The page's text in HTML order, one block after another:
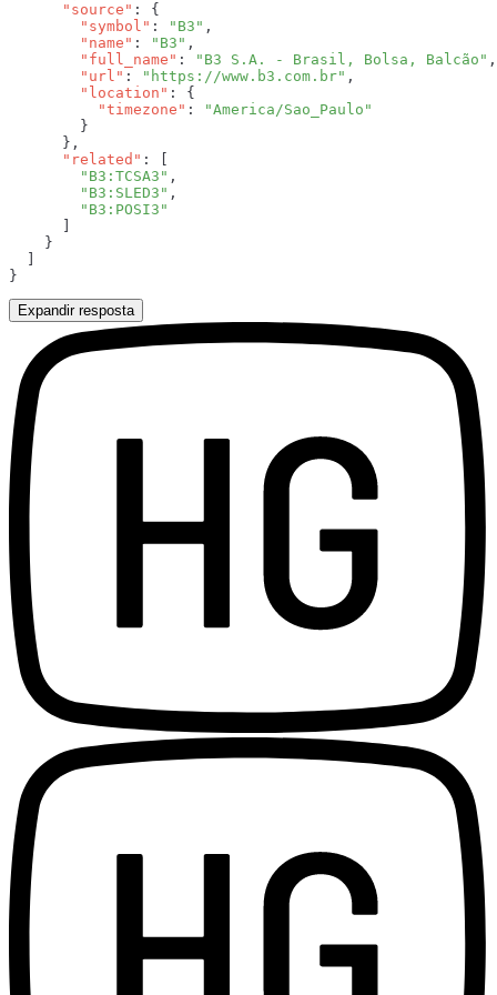
      "source"
        "symbol"
: "B3"
        "name"
: "B3"
        "full_name"
:
"B3 S.A. - Brasil, Bolsa, Balcão"
        "url"
: "https://www.b3.com.br"
        "location"
          "timezone"
:
      "related"
        "B3:TCSA3"
        "B3:SLED3"
Expandir resposta